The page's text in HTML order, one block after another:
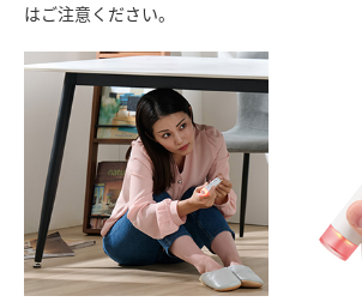
はご注意ください。